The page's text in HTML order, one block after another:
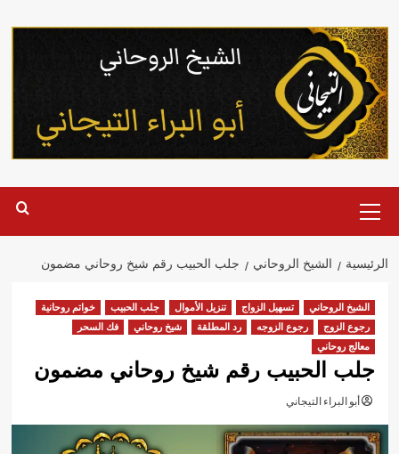
إلى
المحتوى
الرئيسية
الرئيسية الشيخ الروحاني جلب الحبيب رقم شيخ روحاني مضمون
الشيخ الروحاني تسهيل الزواج تنزيل الأموال جلب الحبيب
خواتم روحانية
رجوع الزوج
رجوع الزوجه رد المطلقة شيخ روحاني
فك السحر
معالج روحاني
جلب الحبيب رقم شيخ روحاني مضمون
أبو البراء التيجاني